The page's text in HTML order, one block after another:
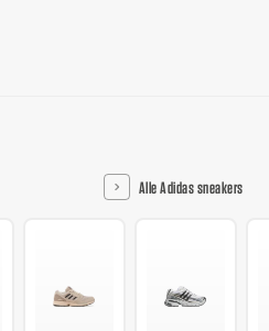
Alle Adidas sneakers